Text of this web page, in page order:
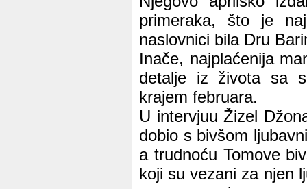
primeraka, što je
naslovnici bila Dru
Inače, najplaćenija
detalje iz života sa
krajem februara.
U intervjuu Žizel
dobio s bivšom
a trudnoću Tomove
koji su vezani za njen